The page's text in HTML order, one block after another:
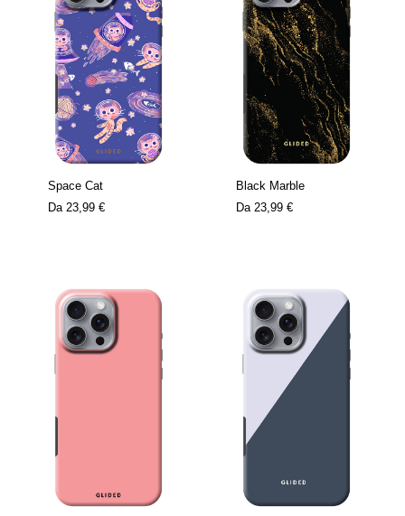
Space Cat
Da 23,99 €
Black Marble
Da 23,99 €